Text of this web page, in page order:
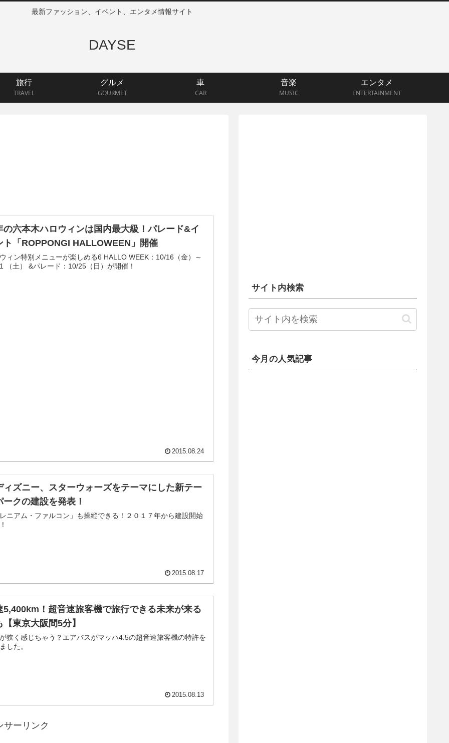
最新ファッション、イベント、エンタメ情報サイト
DAYSE
旅行
TRAVEL
グルメ
GOURMET
車
CAR
音楽
MUSIC
エンタメ
ENTERTAINMENT
の六本木ハロウィンは国内最大級！パレード&イ
ト「ROPPONGI HALLOWEEN」開催
ィン特別メニューが楽しめる6 HALLO WEEK：10/16（金）～
（土） &パレード：10/25（日）が開催！
2015.08.24
ィズニー、スターウォーズをテーマにした新テー
ークの建設を発表！
ニアム・ファルコン」も操縦できる！２０１７年から建設開始
2015.08.17
5,400km！超音速旅客機で旅行できる未来が来る
【東京大阪間5分】
狭く感じちゃう？エアバスがマッハ4.5の超音速旅客機の特許を
した。
2015.08.13
サーリンク
サイト内検索
今月の人気記事